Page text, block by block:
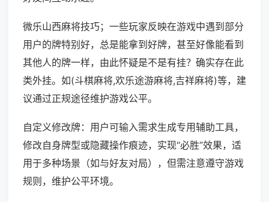
微乐山西麻将技巧；一些玩家反映在游戏中遇到部分
用户的牌特别好，总是能拿到好牌，甚至好像能看到
其他人的牌一样，由此怀疑是不是有挂？确实存在此
类外挂。如(斗棋麻将,欢乐途游麻将,吉祥麻将)等，建
议通过正规途径维护游戏公平。
自定义修改牌：用户可输入需求生成专用辅助工具，
修改自身牌型或隐藏操作痕迹，实现“必胜”效果，适
用于多种场景（如与好友对局），但需注意遵守游戏
规则，维护公平环境。